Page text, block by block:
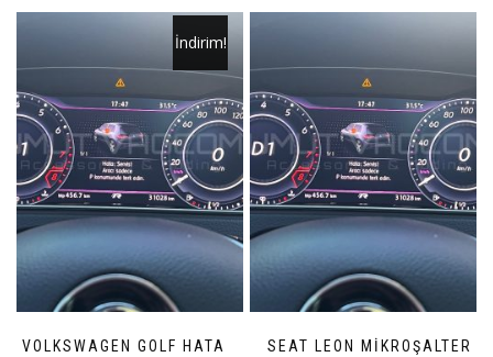
VOLKSWAGEN GOLF HATA
İndirim!
SEAT LEON MIKROŞALTER